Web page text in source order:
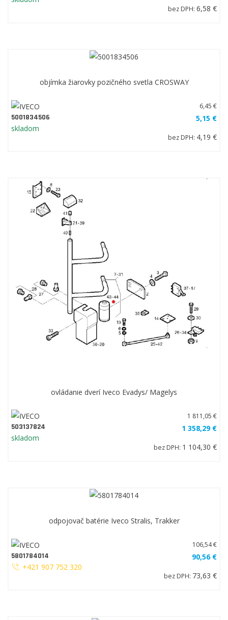
bez DPH: 6,58 €
objímka žiarovky pozičného svetla CROSWAY
5001834506
skladom
6,45 €
5,15 €
bez DPH: 4,19 €
ovládanie dverí Iveco Evadys/ Magelys
503137824
skladom
1 811,05 €
1 358,29 €
bez DPH: 1 104,30 €
odpojovač batérie Iveco Stralis, Trakker
5801784014
+421 907 752 320
106,54 €
90,56 €
bez DPH: 73,63 €